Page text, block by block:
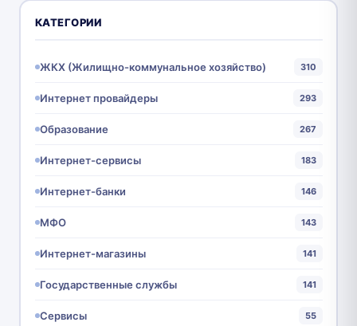
КАТЕГОРИИ
ЖКХ (Жилищно-коммунальное хозяйство) 310
Интернет провайдеры 293
Образование 267
Интернет-сервисы 183
Интернет-банки 146
МФО 143
Интернет-магазины 141
Государственные службы 141
Сервисы 55